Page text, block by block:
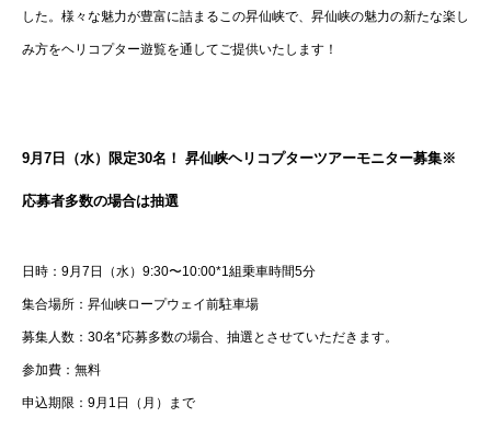
した。様々な魅力が豊富に詰まるこの昇仙峡で、昇仙峡の魅力の新たな楽し
み方をヘリコプター遊覧を通してご提供いたします！
9月7日（水）限定30名！ 昇仙峡ヘリコプターツアーモニター募集※
応募者多数の場合は抽選
日時：9月7日（水）9:30〜10:00*1組乗車時間5分
集合場所：昇仙峡ロープウェイ前駐車場
募集人数：30名*応募多数の場合、抽選とさせていただきます。
参加費：無料
申込期限：9月1日（月）まで